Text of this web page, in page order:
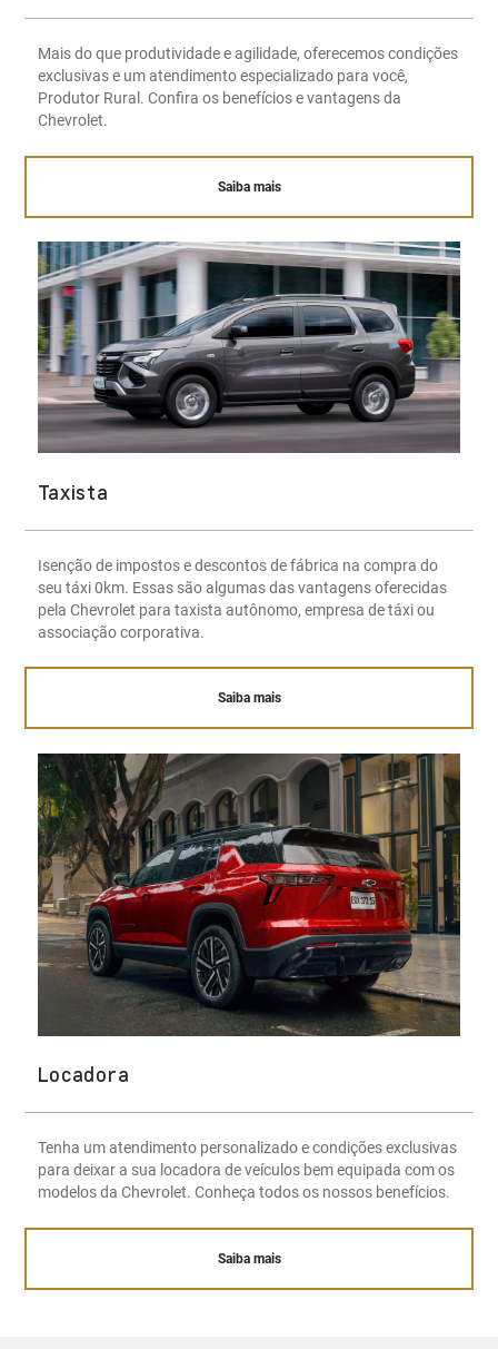
Mais do que produtividade e agilidade, oferecemos condições
exclusivas e um atendimento especializado para você,
Produtor Rural. Confira os benefícios e vantagens da
Chevrolet.
Saiba mais
Taxista
Isenção de impostos e descontos de fábrica na compra do
seu táxi 0km. Essas são algumas das vantagens oferecidas
pela Chevrolet para taxista autônomo, empresa de táxi ou
associação corporativa.
Saiba mais
Locadora
Tenha um atendimento personalizado e condições exclusivas
para deixar a sua locadora de veículos bem equipada com os
modelos da Chevrolet. Conheça todos os nossos benefícios.
Saiba mais